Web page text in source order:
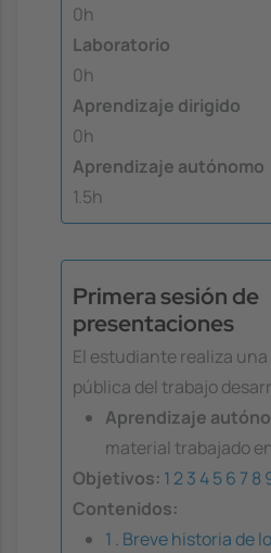
0h
Laboratorio
0h
Aprendizaje dirigido
0h
Aprendizaje autónomo
1.5h
Primera sesión de
presentaciones
El estudiante realiza
pública del trabajo
Aprendizaje
material trabajado
Objetivos: 1 23 456 7 8
Contenidos:
1 . Breve historia de